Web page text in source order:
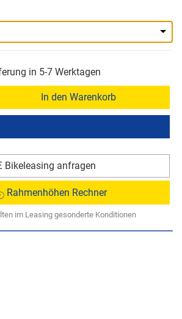
in 5-7 Werktagen
In den Warenkorb
Bikeleasing anfragen
Rahmenhöhen Rechner
im Leasing gesonderte Konditionen